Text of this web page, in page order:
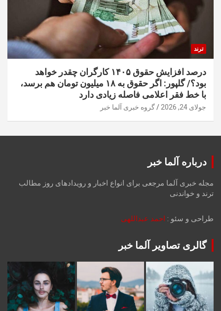
ترند
درصد افزایش حقوق ۱۴۰۵ کارگران چقدر خواهد
بود؟/ گلپور: اگر حقوق به ۱۸ میلیون تومان هم برسد،
با خط فقر اعلامی فاصله زیادی دارد
جولای 24, 2026 گروه خبری آلما خبر
درباره آلما خبر
مجله خبری آلما مرجعی برای انواع اخبار و رویدادهای روز مطالب
ترند و خواندنی
طراحی و سئو : احمد عبداللهی
گالری تصاویر آلما خبر